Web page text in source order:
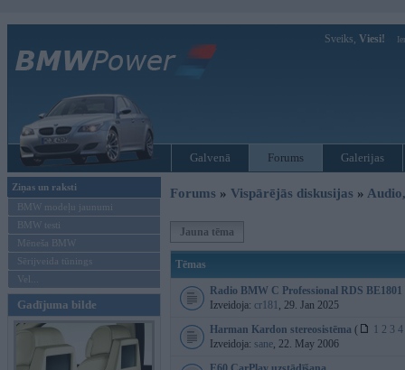
Sveiks, Viesi!
Galvenā Forums Galerijas
Ziņas un raksti
BMW modeļu jaunumi
BMW testi
Mēneša BMW
Sērijveida tūnings
Vel...
Gadījuma bilde
Forums » Vispārējās diskusijas »
Jauna tēma
Tēmas
Radio BMW C Professional RDS BE1801
Izveidoja: cr181 , 29. Jan 2025
Harman Kardon stereosistēma ( 1 2 3 4
Izveidoja: sane, 22. May 2006